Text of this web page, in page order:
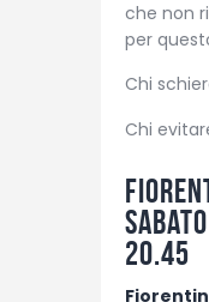
che non
per
Chi
Chi
20.45